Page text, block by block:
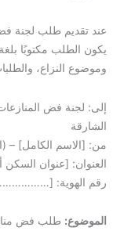
عند تقديم طلب لجنة
يكون الطلب مكتوبًا
وموضوع النزاع،
إلى: لجنة فض
الشارقة
من: [الاسم الكامل] –
العنوان: [عنوان
رقم الهوية:
الموضوع: طلب فض